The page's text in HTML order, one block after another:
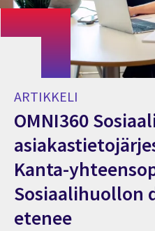
ARTIKKELI
OMNI360
Kanta-
Sosiaalihuollon
etenee